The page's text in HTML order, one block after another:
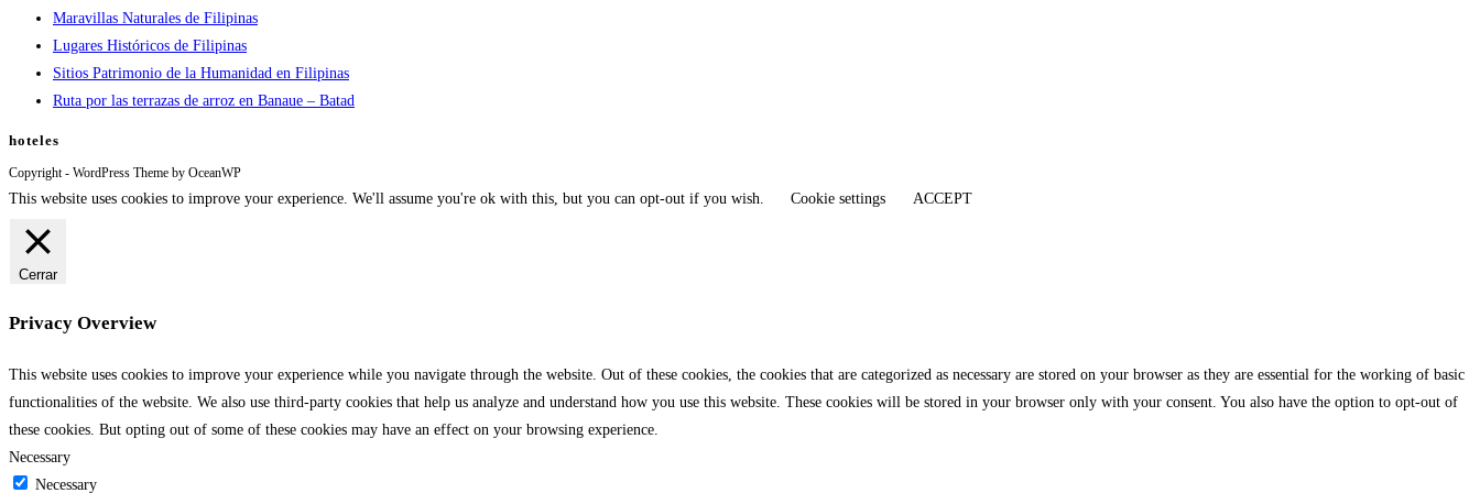
Maravillas Naturales de Filipinas
Lugares Históricos de Filipinas
Sitios Patrimonio de la Humanidad en Filipinas
Ruta por las terrazas de arroz en Banaue – Batad
hoteles
Copyright - WordPress Theme by OceanWP
This website uses cookies to improve your experience. We'll assume you're ok with this, but you can opt-out if you wish. Cookie settings ACCEPT
Cerrar
Privacy Overview
This website uses cookies to improve your experience while you navigate through the website. Out of these cookies, the cookies that are categorized as necessary are stored on your browser as they are essential for the working of basic
functionalities of the website. We also use third-party cookies that help us analyze and understand how you use this website. These cookies will be stored in your browser only with your consent. You also have the option to opt-out of
these cookies. But opting out of some of these cookies may have an effect on your browsing experience.
Necessary
Necessary